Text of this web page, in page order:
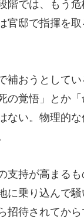
階では、もう
官邸で指揮を
補おうとして
の覚悟」とか
ない。物理的
支持が高まる
に乗り込んで
招待されてか